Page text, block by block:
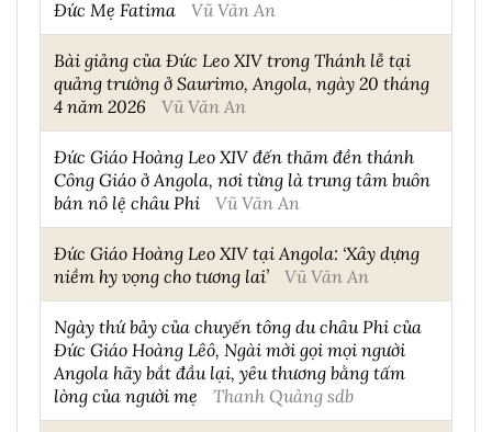
Đức Mẹ Fatima
Vũ Văn An
Bài giảng của Đức Leo XIV trong Thánh lễ tại
quảng trường ở Saurimo, Angola, ngày 20 tháng
4 năm 2026
Vũ Văn An
Đức Giáo Hoàng Leo XIV đến thăm đền thánh
Công Giáo ở Angola, nơi từng là trung tâm buôn
bán nô lệ châu Phi
Vũ Văn An
Đức Giáo Hoàng Leo XIV tại Angola: ‘Xây dựng
niềm hy vọng cho tương lai’
Vũ Văn An
Ngày thứ bảy của chuyến tông du châu Phi của
Đức Giáo Hoàng Lêô, Ngài mời gọi mọi người
Angola hãy bắt đầu lại, yêu thương bằng tấm
lòng của người mẹ
Thanh Quảng sdb